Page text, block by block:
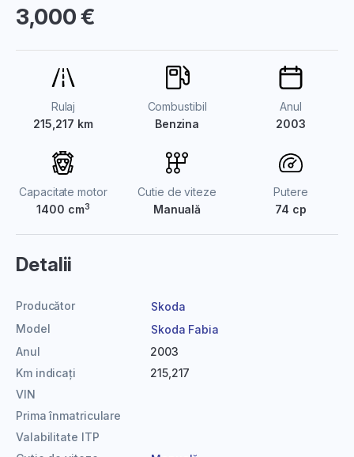
3,000 €
Rulaj
215,217 km
Combustibil
Benzina
Anul
2003
Capacitate motor
1400 cm3
Cutie de viteze
Manuală
Putere
74 cp
Detalii
Producător
Skoda
Model
Skoda Fabia
Anul
2003
Km indicați
215,217
VIN
Prima înmatriculare
Valabilitate ITP